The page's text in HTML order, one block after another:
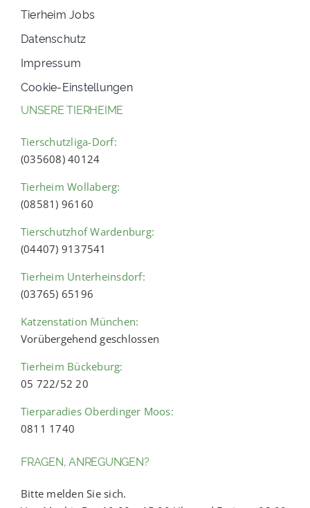
Tierheim Jobs
Datenschutz
Impressum
Cookie-Einstellungen
UNSERE TIERHEIME
Tierschutzliga-Dorf:
(035608) 40124
Tierheim Wollaberg:
(08581) 96160
Tierschutzhof Wardenburg:
(04407) 9137541
Tierheim Unterheinsdorf:
(03765) 65196
Katzenstation München:
Vorübergehend geschlossen
Tierheim Bückeburg:
05 722/52 20
Tierparadies Oberdinger Moos:
0811 1740
FRAGEN, ANREGUNGEN?
Bitte melden Sie sich.